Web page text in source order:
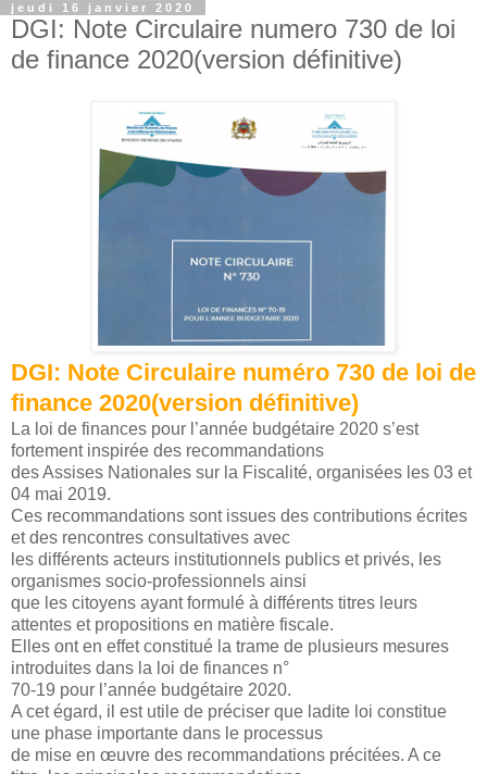
jeudi 16 janvier 2020
DGI: Note Circulaire numero 730 de loi
de finance 2020(version définitive)
DGI: Note Circulaire numéro 730 de loi de
finance 2020(version définitive)
La loi de finances pour l’année budgétaire 2020 s’est
fortement inspirée des recommandations
des Assises Nationales sur la Fiscalité, organisées les 03 et
04 mai 2019.
Ces recommandations sont issues des contributions écrites
et des rencontres consultatives avec
les différents acteurs institutionnels publics et privés, les
organismes socio-professionnels ainsi
que les citoyens ayant formulé à différents titres leurs
attentes et propositions en matière fiscale.
Elles ont en effet constitué la trame de plusieurs mesures
introduites dans la loi de finances n°
70-19 pour l’année budgétaire 2020.
A cet égard, il est utile de préciser que ladite loi constitue
une phase importante dans le processus
de mise en œuvre des recommandations précitées. A ce